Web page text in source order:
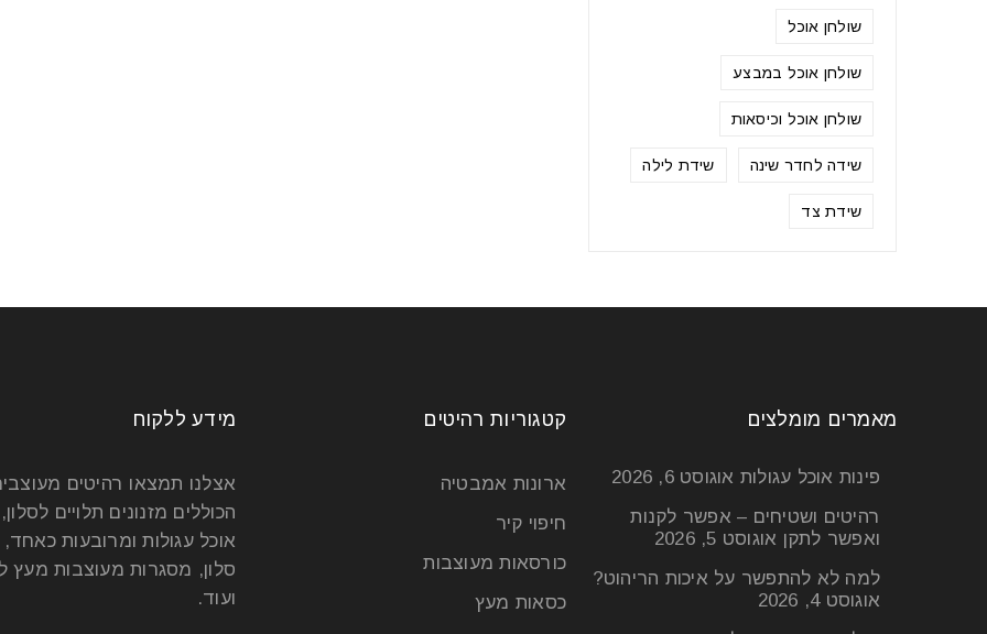
שולחן אוכל
שולחן אוכל במבצע
שולחן אוכל וכיסאות
שידה לחדר שינה שידת לילה
שידת צד
מידע ללקוח
אצלנו תמצאו רהיטים
הכוללים מזנונים תלויים
אוכל עגולות ומרובעות
סלון, מסגרות מעוצבות מעץ
ועוד.
קטגוריות רהיטים
ארונות אמבטיה
חיפוי קיר
כורסאות מעוצבות
כסאות מעץ
מאמרים מומלצים
פינות אוכל עגולות אוגוסט 6, 2026
רהיטים ושטיחים – אפשר לקנות
ואפשר לתקן אוגוסט 5, 2026
למה לא להתפשר על איכות הריהוט?
אוגוסט 4, 2026